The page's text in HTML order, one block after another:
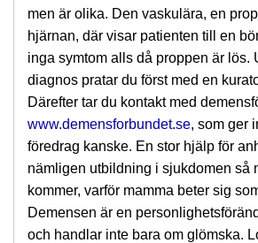
men är olika. Den vaskulära, en
hjärnan, där visar patienten till en
inga symtom alls då proppen är lös.
diagnos pratar du först med en
Därefter tar du kontakt med
www.demensforbundet.se, som ger
föredrag kanske. En stor hjälp för
nämligen utbildning i sjukdomen så
kommer, varför mamma beter sig
Demensen är en
och handlar inte bara om glömska.